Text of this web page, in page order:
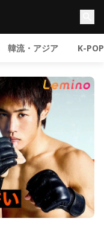
韓流・アジア K-POP